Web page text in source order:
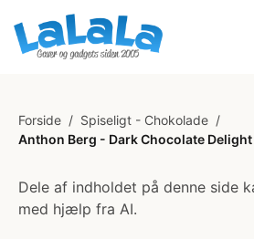
Forside / Spiseligt - Chokolade /
Anthon Berg - Dark Chocolate Delight
Dele af indholdet på denne side
med hjælp fra AI.